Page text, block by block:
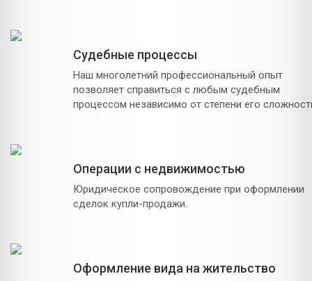
Судебные процессы
Наш многолетний профессиональный опыт
позволяет справиться с любым судебным
процессом независимо от степени его
Операции с недвижимостью
Юридическое сопровождение при оформлении
сделок купли-продажи.
Оформление вида на жительство